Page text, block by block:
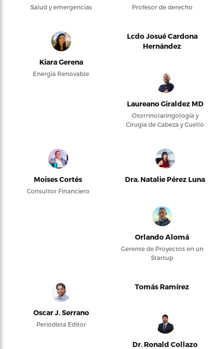
Salud y emergencias Profesor de derecho
Kiara Gerena
Energía Renovable
Lcdo Josué Cardona
Hernández
Laureano Giraldez MD
Otorrinolaringología y
Cirugía de Cabeza y Cuello
Moises Cortés
Consultor Financiero
Dra. Natalie Pérez Luna
Orlando Alomá
Gerente de Proyectos en un
Startup
Oscar J. Serrano
Periodista Editor
Tomás Ramírez
Dr. Ronald Collazo